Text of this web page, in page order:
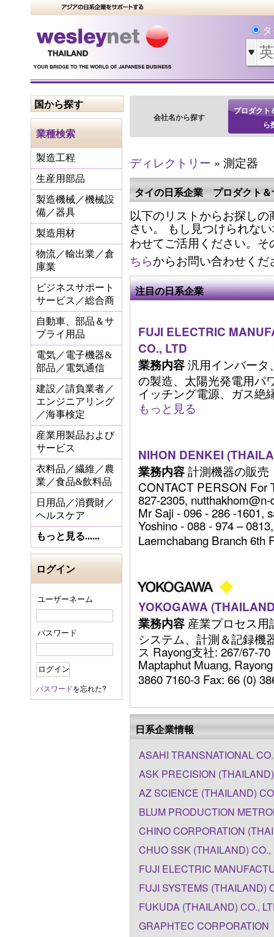
国から探す
業種検索
製造工程
生産用部品
製造機械／機械設
備／器具
製造用材
物流／輸出業／倉
庫業
ビジネスサポート
サービス／総合商
自動車、部品＆サ
プライ用品
電気／電子機器&
部品／電気通信
建設／請負業者／
エンジニアリング
／海事検定
産業用製品および
サービス
衣料品／繊維／農
業／食品&飲料品
日用品／消費財／
ヘルスケア
もっと見る......
ログイン
ユーザーネーム
パスワード
パスワードを忘れた?
会社名から探す
プロダクト
ら
ディレクトリー » 測定器
タイの日系企業 プロダクト＆
以下のリストからお探し
さい。 もし見つけられな
わせてご活用ください。
ちらからお問い合わせくだ
注目の日系企業
FUJI ELECTRIC
CO., LTD
業務内容汎用インバー
の製造、太陽光発電用パ
イッチング電源、ガス絶
もっと見る
NIHON DENKEI
業務内容計測機器の販売
CONTACT PERSON For
827-2305,
Mr Saji - 096 - 286 -1601,
Yoshino - 088 - 974 –
Laemchabang Branch 6th
YOKOGAWA
業務内容 産業プロセス
システム、計測＆記録機
ス Rayong支社: 267/67-
Maptaphut Muang,
3860 7160-3 Fax: 66 (0)
日系企業情報
ASAHI TRANSNATIONAL
ASK PRECISION
AZ SCIENCE (THAILAND)
BLUM PRODUCTION
CHINO CORPORATION
CHUO SSK (THAILAND) CO.,
FUJI ELECTRIC
FUJI SYSTEMS (THAILAND)
FUKUDA (THAILAND) CO.,
GRAPHTEC CORPORATION